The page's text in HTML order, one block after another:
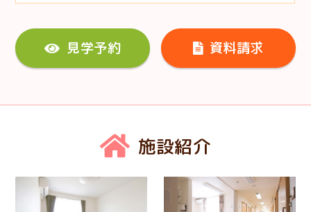
見学予約 資料請求
施設紹介